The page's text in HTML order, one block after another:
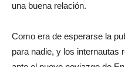
una buena relación.
Como era de esperarse la
para nadie, y los internautas